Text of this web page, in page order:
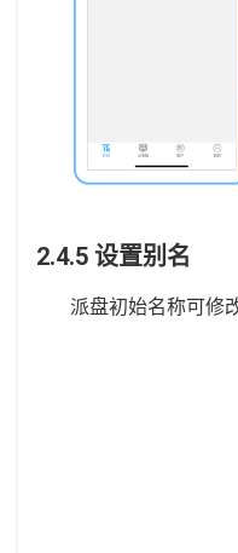
2.4.5 设置别名
派盘初始名称可修改